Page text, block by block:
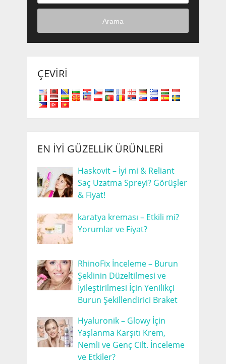
Arama
ÇEVIRI
EN İYI GÜZELLIK ÜRÜNLERI
Haskovit – İyi mi & Reliant
Saç Uzatma Spreyi? Görüşler
& Fiyat!
karatya kreması – Etkili mi?
Yorumlar ve Fiyat?
RhinoFix İnceleme – Burun
Şeklinin Düzeltilmesi ve
İyileştirilmesi İçin Yenilikçi
Burun Şekillendirici Braket
Hyaluronik – Glowy İçin
Yaşlanma Karşıtı Krem,
Nemli ve Genç Cilt. İnceleme
ve Etkiler?